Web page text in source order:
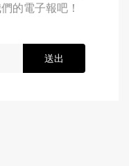
的電子報吧！
送出